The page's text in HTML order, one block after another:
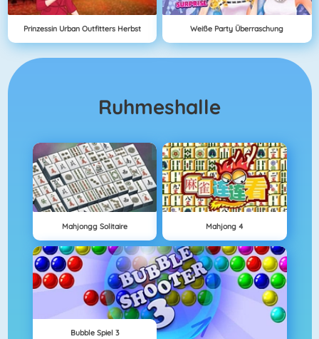
Prinzessin Urban Outfitters Herbst Weiße Party Überraschung
Ruhmeshalle
Mahjongg Solitaire Mahjong 4
Bubble Spiel 3